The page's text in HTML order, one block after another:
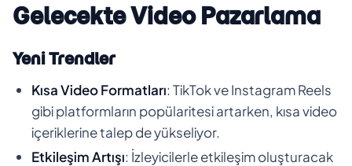
Gelecekte Video Pazarlama
Yeni Trendler
Kısa Video Formatları: TikTok ve Instagram Reels
gibi platformların popülaritesi artarken, kısa video
içeriklerine talep de yükseliyor.
Etkileşim Artışı: İzleyicilerle etkileşim oluşturacak